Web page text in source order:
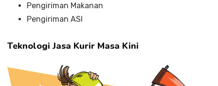
Pengiriman Makanan
Pengiriman ASI
Teknologi Jasa Kurir Masa Kini